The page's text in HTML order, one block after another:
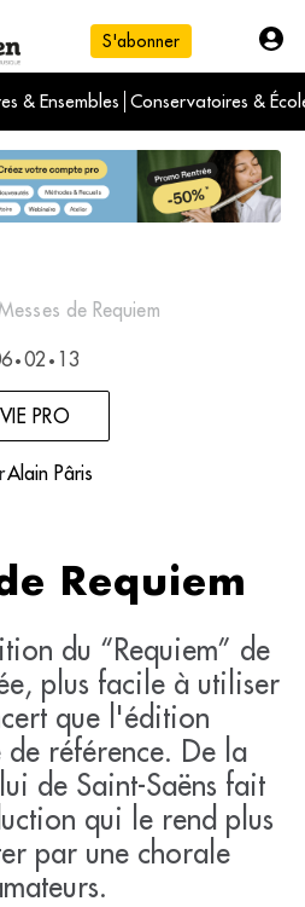
S'abonner
& Ensembles Conservatoires &
du jour
du mois
de Requiem
• 02 • 13
VIE PRO
Alain Pâris
Requiem
du “Requiem” de
plus facile à utiliser
que l'édition
référence. De la
de Saint-Saëns fait
qui le rend plus
par une chorale